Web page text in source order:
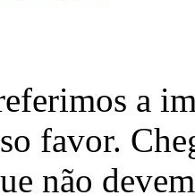
a
favor.
não